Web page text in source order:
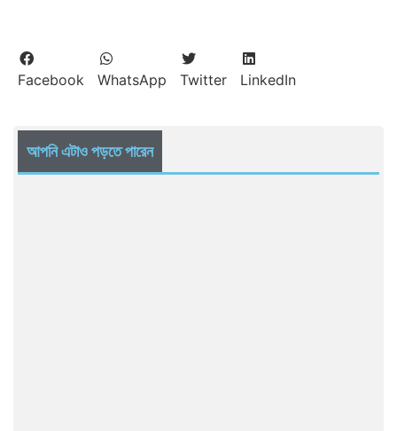
Facebook WhatsApp Twitter LinkedIn
আপনি এটাও পড়তে পারেন